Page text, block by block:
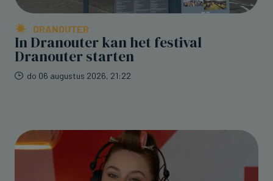
DRANOUTER
In Dranouter kan het festival
Dranouter starten
do 06 augustus 2026, 21:22